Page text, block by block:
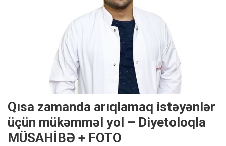
Qısa zamanda arıqlamaq istəyənlər
üçün mükəmməl yol – Diyetoloqla
MÜSAHİBƏ + FOTO